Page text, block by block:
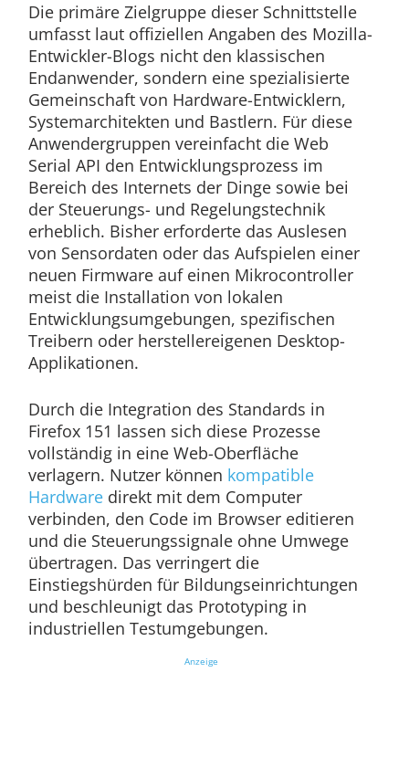
Die primäre Zielgruppe dieser Schnittstelle
umfasst laut offiziellen Angaben des Mozilla-
Entwickler-Blogs nicht den klassischen
Endanwender, sondern eine spezialisierte
Gemeinschaft von Hardware-Entwicklern,
Systemarchitekten und Bastlern. Für diese
Anwendergruppen vereinfacht die Web
Serial API den Entwicklungsprozess im
Bereich des Internets der Dinge sowie bei
der Steuerungs- und Regelungstechnik
erheblich. Bisher erforderte das Auslesen
von Sensordaten oder das Aufspielen einer
neuen Firmware auf einen Mikrocontroller
meist die Installation von lokalen
Entwicklungsumgebungen, spezifischen
Treibern oder herstellereigenen Desktop-
Applikationen.
Durch die Integration des Standards in
Firefox 151 lassen sich diese Prozesse
vollständig in eine Web-Oberfläche
verlagern. Nutzer können kompatible
Hardwaredirekt mit dem Computer
verbinden, den Code im Browser editieren
und die Steuerungssignale ohne Umwege
übertragen. Das verringert die
Einstiegshürden für Bildungseinrichtungen
und beschleunigt das Prototyping in
industriellen Testumgebungen.
Anzeige